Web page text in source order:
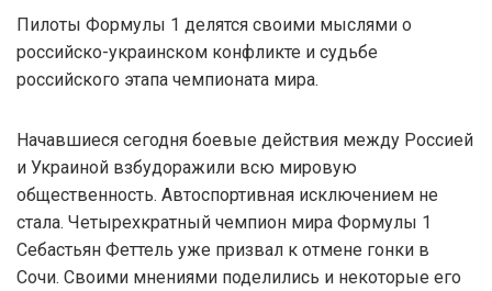
Пилоты Формулы 1 делятся своими мыслями о
российско-украинском конфликте и судьбе
российского этапа чемпионата мира.
Начавшиеся сегодня боевые действия между Россией
и Украиной взбудоражили всю мировую
общественность. Автоспортивная исключением не
стала. Четырехкратный чемпион мира Формулы 1
Себастьян Феттель уже призвал к отмене гонки в
Сочи. Своими мнениями поделились и некоторые его